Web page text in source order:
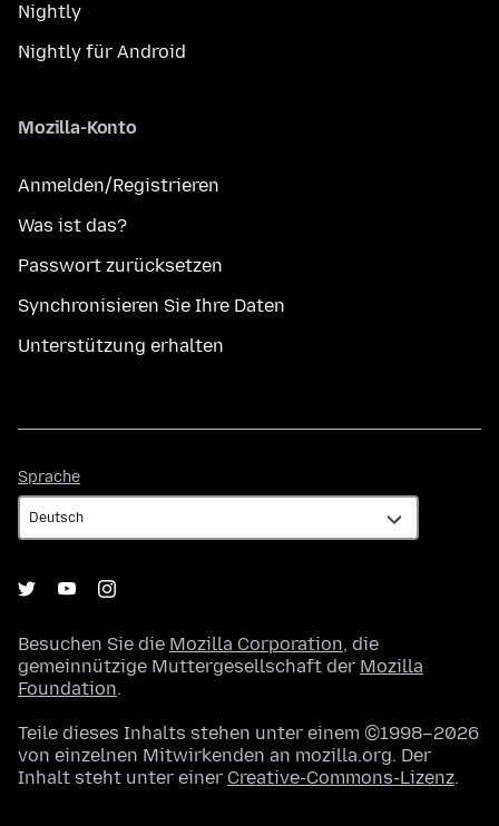
Nightly
Nightly für Android
Mozilla-Konto
Anmelden/Registrieren
Was ist das?
Passwort zurücksetzen
Synchronisieren Sie Ihre Daten
Unterstützung erhalten
Sprache
Besuchen Sie die Mozilla Corporation, die
gemeinnützige Muttergesellschaft der Mozilla
Foundation.
Teile dieses Inhalts stehen unter einem ©1998–2026
von einzelnen Mitwirkenden an mozilla.org. Der
Inhalt steht unter einer Creative-Commons-Lizenz.